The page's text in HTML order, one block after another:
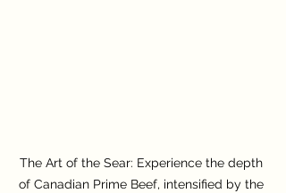
The Art of the Sear: Experience the depth
of Canadian Prime Beef, intensified by the